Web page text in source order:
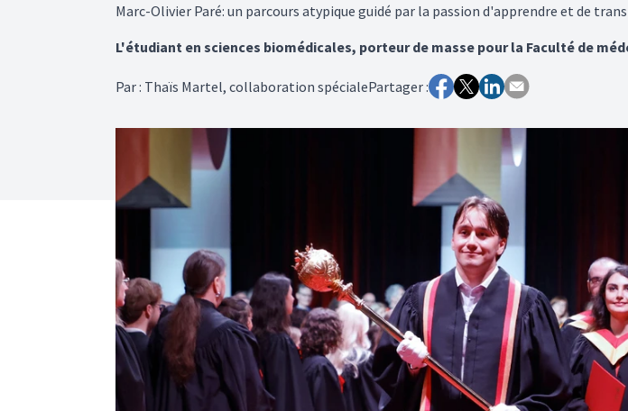
Marc-Olivier Paré: un parcours atypique guidé par la passion d'apprendre et de
L'étudiant en sciences biomédicales, porteur de masse pour la Faculté de
Par: Thaïs Martel, collaboration spécialePartager :